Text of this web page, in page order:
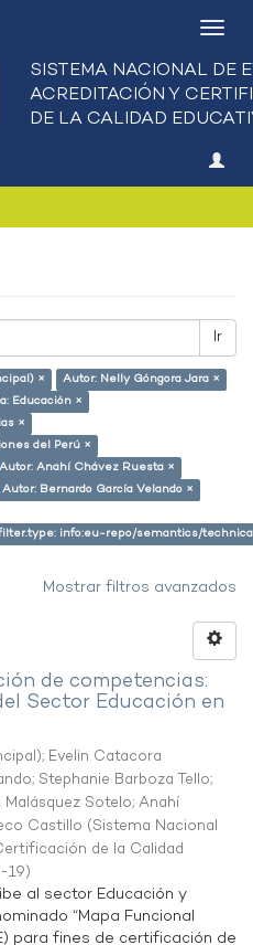
Ir
×
Autor: Nelly Góngora Jara ×
Educación ×
×
del Perú ×
Autor: Anahí Chávez Ruesta ×
Autor: Bernardo García Velando ×
info:eu-repo/semantics/
Mostrar filtros avanzados
de competencias:
Sector Educación en
; Evelin Catacora
; Stephanie Barboza Tello;
Malásquez Sotelo; Anahí
Castillo (Sistema Nacional
de la Calidad
19)
al sector Educación y
“Mapa Funcional
para fines de certificación de